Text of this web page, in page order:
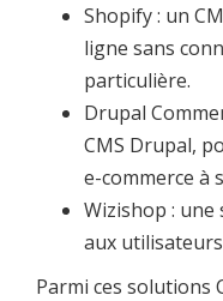
Shopify : un
ligne sans
particulière.
Drupal
CMS Drupal,
e-commerce à
Wizishop :
aux
Parmi ces solutions